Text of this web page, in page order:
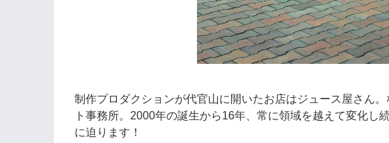
制作プロダクションが代官山に開いたお店はジュース屋さん
ト事務所。2000年の誕生から16年、常に領域を越えて変化し
に迫ります！